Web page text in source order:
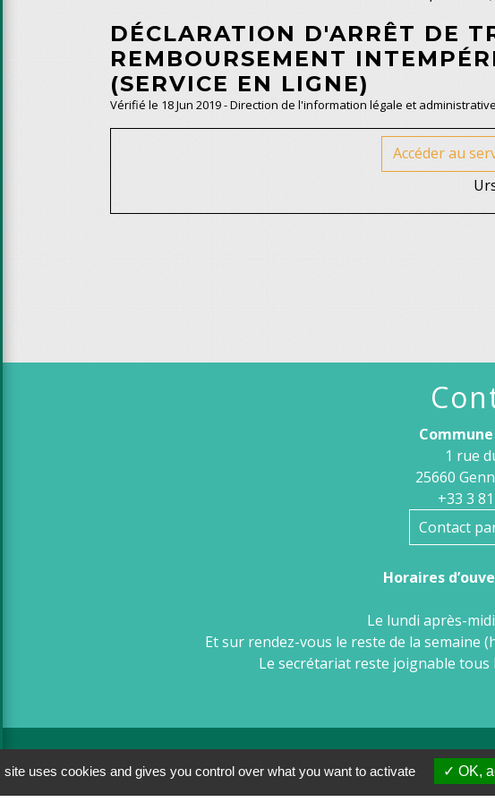
DÉCLARATION D'ARRÊT DE
REMBOURSEMENT
(SERVICE EN LIGNE)
Vérifié le 18 Jun 2019 - Direction de l'information légale et
Accéder au
1 rue
25660
+33 3
Contact
Horaires
Le lundi après-
Et sur rendez-vous le reste de la semaine
Le secrétariat reste joignable
Mentions légales - Politique de confidentialité -
site uses cookies and gives you control over what you want to activate OK,